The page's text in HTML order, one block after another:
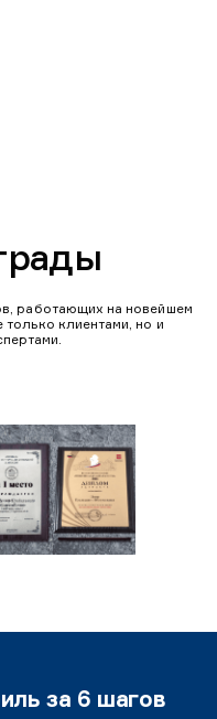
работающих на новейшем
клиентами, но и
за 6 шагов